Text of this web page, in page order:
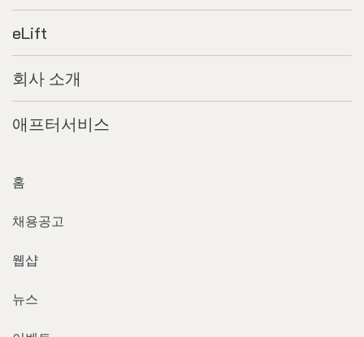
eLift
회사 소개
애프터서비스
홈
채용공고
웹샵
뉴스